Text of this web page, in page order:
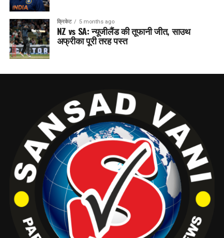
क्रिकेट 5 months ago
NZ vs SA: न्यूजीलैंड की तूफानी जीत, साउथ
अफ्रीका पूरी तरह पस्त